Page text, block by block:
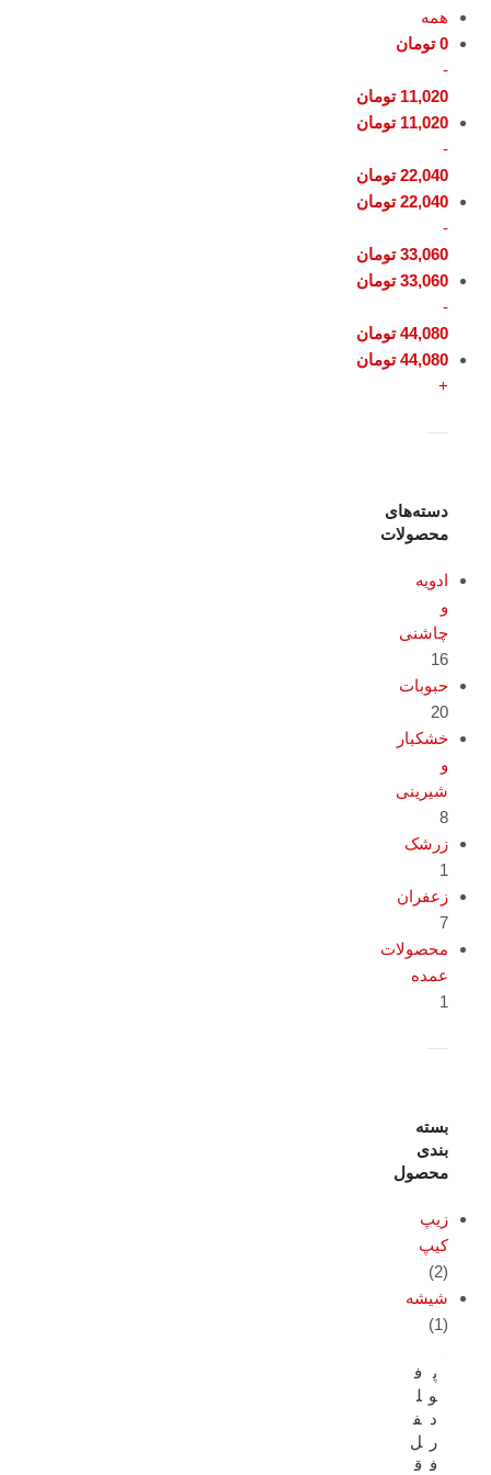
همه
0 تومان
-
11,020 تومان
11,020 تومان
-
22,040 تومان
22,040 تومان
-
33,060 تومان
33,060 تومان
-
44,080 تومان
44,080 تومان
+
دسته‌های
محصولات
ادویه
و
چاشنی
16
حبوبات
20
خشکبار
و
شیرینی
8
زرشک
1
زعفران
7
محصولات
عمده
1
بسته
بندی
محصول
زیپ
کیپ
(2)
شیشه
(1)
پ
و
د
ر
ف
ف
ل
ف
ل
ق